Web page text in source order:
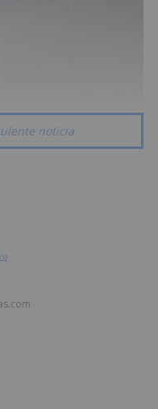
noticia